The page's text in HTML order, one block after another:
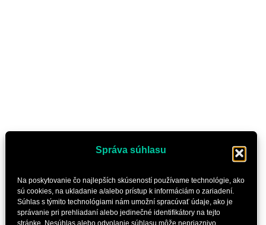
Správa súhlasu
Na poskytovanie čo najlepších skúseností používame technológie, ako
sú cookies, na ukladanie a/alebo prístup k informáciám o zariadení.
Súhlas s týmito technológiami nám umožní spracúvať údaje, ako je
správanie pri prehliadaní alebo jedinečné identifikátory na tejto
stránke. Nesúhlas alebo odvolanie súhlasu môže nepriaznivo